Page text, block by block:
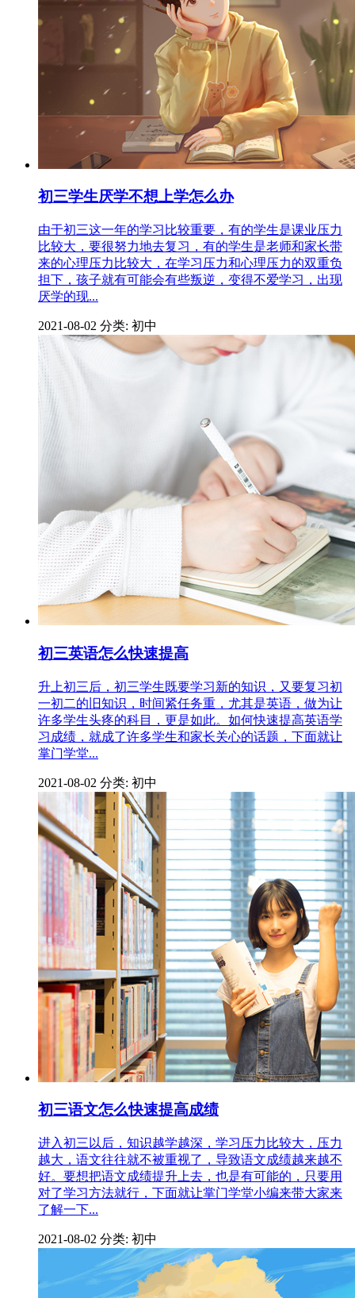
初三学生厌学不想上学怎么办
由于初三这一年的学习比较重要，有的学生是课业压力
比较大，要很努力地去复习，有的学生是老师和家长带
来的心理压力比较大，在学习压力和心理压力的双重负
担下，孩子就有可能会有些叛逆，变得不爱学习，出现
厌学的现...
2021-08-02 分类: 初中
初三英语怎么快速提高
升上初三后，初三学生既要学习新的知识，又要复习初
一初二的旧知识，时间紧任务重，尤其是英语，做为让
许多学生头疼的科目，更是如此。如何快速提高英语学
习成绩，就成了许多学生和家长关心的话题，下面就让
掌门学堂...
2021-08-02 分类: 初中
初三语文怎么快速提高成绩
进入初三以后，知识越学越深，学习压力比较大，压力
越大，语文往往就不被重视了，导致语文成绩越来越不
好。要想把语文成绩提升上去，也是有可能的，只要用
对了学习方法就行，下面就让掌门学堂小编来带大家来
了解一下...
2021-08-02 分类: 初中